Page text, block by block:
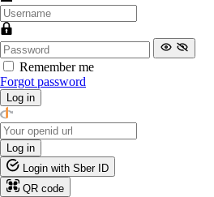
Remember me
Forgot password
Log in
Log in
Login with Sber ID
QR code